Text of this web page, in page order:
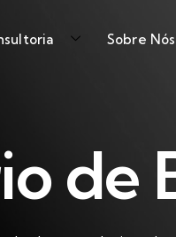
Sobre Nós
de